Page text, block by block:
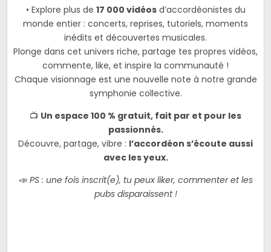
• Explore plus de 17 000 vidéosd’accordéonistes du
monde entier : concerts, reprises, tutoriels, moments
inédits et découvertes musicales.
Plonge dans cet univers riche, partage tes propres vidéos,
commente, like, et inspire la communauté !
Chaque visionnage est une nouvelle note à notre grande
symphonie collective.
📺 Un espace 100 % gratuit, fait par et pour les
passionnés.
Découvre, partage, vibre : l’accordéon s’écoute aussi
avec les yeux.
📣 PS : une fois inscrit(e), tu peux liker, commenter et les
pubs disparaissent !